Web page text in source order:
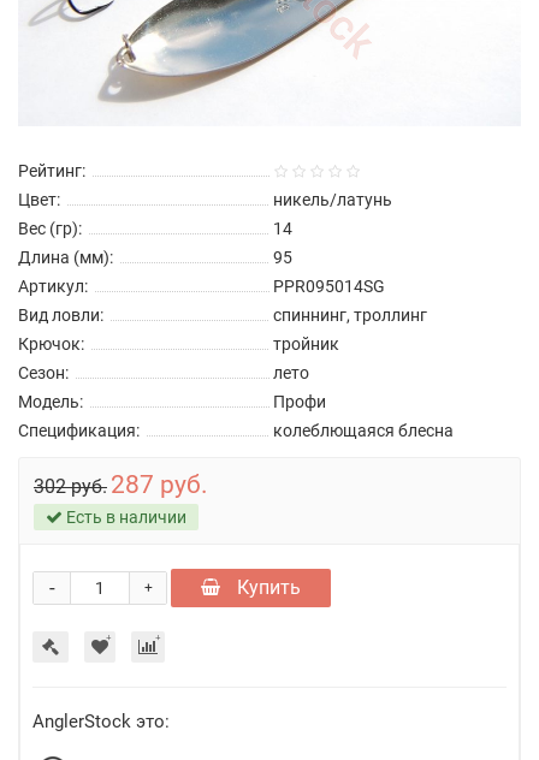
Рейтинг:
Цвет:
никель/латунь
Вес (гр):
14
Длина (мм):
95
Артикул:
PPR095014SG
Вид ловли:
спиннинг, троллинг
Крючок:
тройник
Сезон:
лето
Модель:
Профи
Спецификация:
колеблющаяся блесна
302 руб. 287 руб.
Есть в наличии
+
- Купить
AnglerStock это: